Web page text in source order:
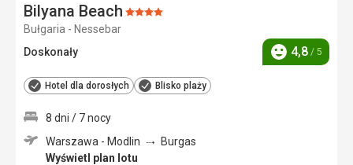
Bilyana Beach Ocena:
Bułgaria - Nessebar
Doskonały
Ocena
4,8 / 5
Hotel dla dorosłych Blisko plaży
8 dni / 7 nocy
Warszawa - Modlin
Burgas
Wyświetl plan lotu